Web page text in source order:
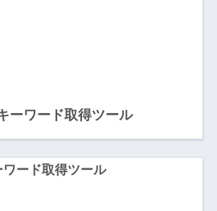
ーワード取得ツール